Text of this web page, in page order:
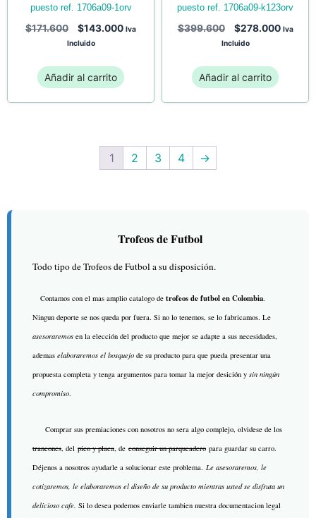
puesto ref. 1706a09-1orv
$171.600 $143.000 Iva
Incluido
Añadir al carrito
puesto ref. 1706a09-k123orv
$399.600 $278.000 Iva
Incluido
Añadir al carrito
1 2 3 4 →
Trofeos de Futbol
Todo tipo de Trofeos de Futbol a su disposición.
Contamos con el mas amplio catalogo de trofeos de futbol en Colombia.
Ningun deporte se nos queda por fuera. Si no lo tenemos, se lo fabricamos. Le
asesoraremos en la elección del producto que mejor se adapte a sus necesidades,
ademas elaboraremos el bosquejo de su producto para que pueda presentar una
propuesta completa y tenga argumentos para tomar la mejor desición y sin ningún
compromiso.
Comprar sus premiaciones con nosotros no sera algo complejo, olvidese de los
trancones, del pico y placa, de conseguir un parqueadero para guardar su carro.
Déjenos a nosotros ayudarle a solucionar este problema. Le asesoraremos, le
cotizaremos, le elaboraremos el diseño de su producto mientras usted se disfruta un
delicioso cafe. Si lo desea podemos enviarle tambien nuestra documentacion legal